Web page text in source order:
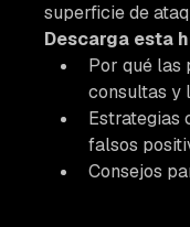
superficie de
Descarga esta
Por qué las
consultas y
Estrategias
falsos
Consejos